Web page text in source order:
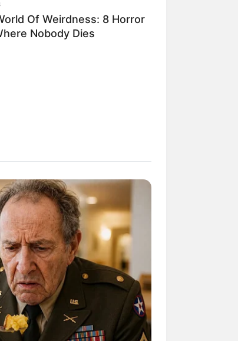
Makanan Gagal
yang Bikin Kamu
yang Konyol
Seputar Malam
ala Jomblo yang Bikin
Of Weirdness: 8 Horror
Nobody Dies